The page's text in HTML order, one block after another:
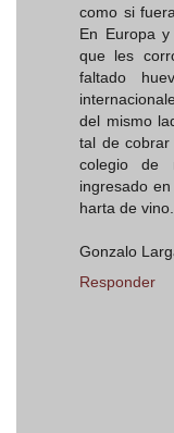
como si
En Europa
que les
faltado
del mismo
tal de
colegio de
ingresado
harta de
Gonzalo
Responder